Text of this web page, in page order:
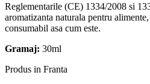
Reglementarile (CE) 1334/2008 si
aromatizanta naturala pentru
consumabil asa cum este.
Gramaj: 30ml
Produs in Franta